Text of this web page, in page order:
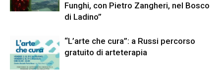
Funghi, con Pietro Zangheri, nel Bosco
di Ladino”
“L’arte che cura”: a Russi percorso
gratuito di arteterapia